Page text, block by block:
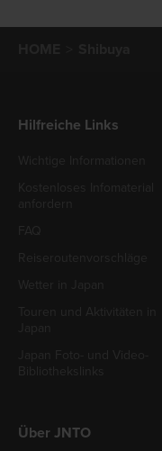
Hilfreiche Links
Über JNTO